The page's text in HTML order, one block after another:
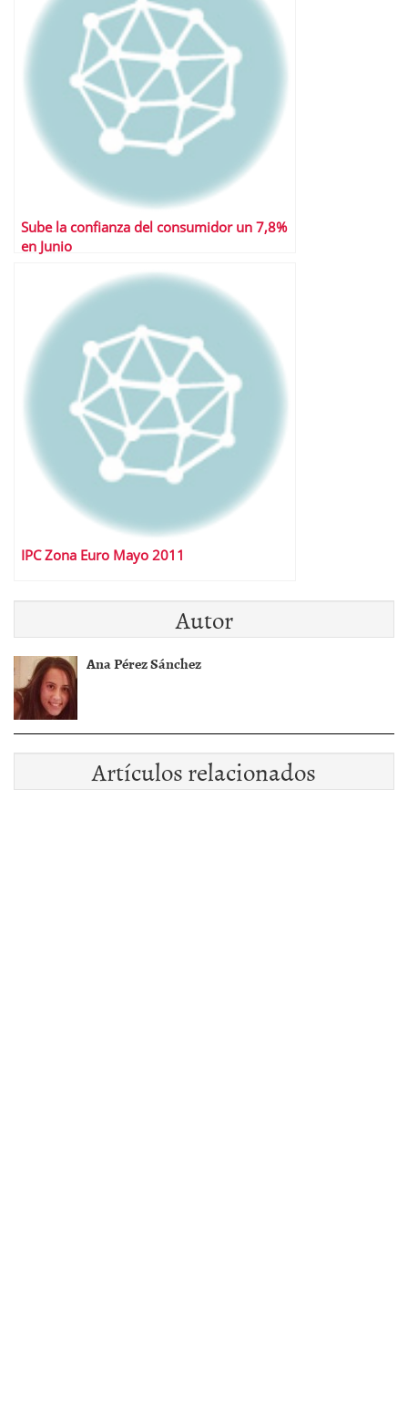
Sube la confianza del consumidor un 7,8%
en Junio
IPC Zona Euro Mayo 2011
Autor
Ana Pérez Sánchez
Artículos relacionados